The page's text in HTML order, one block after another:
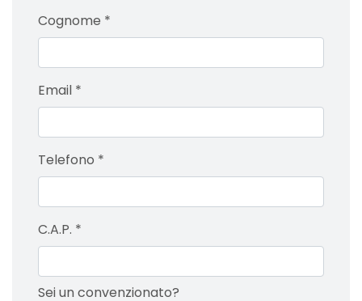
Cognome *
Email *
Telefono *
C.A.P. *
Sei un convenzionato?